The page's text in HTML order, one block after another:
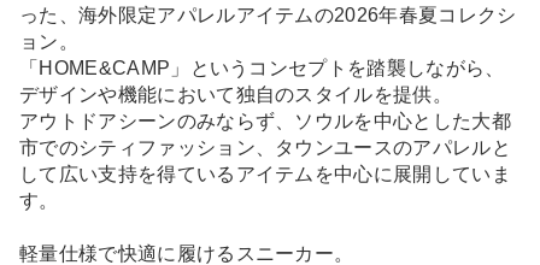
った、海外限定アパレルアイテムの2026年春夏コレクシ
ョン。
「HOME&CAMP」というコンセプトを踏襲しながら、
デザインや機能において独自のスタイルを提供。
アウトドアシーンのみならず、ソウルを中心とした大都
市でのシティファッション、タウンユースのアパレルと
して広い支持を得ているアイテムを中心に展開していま
す。
軽量仕様で快適に履けるスニーカー。